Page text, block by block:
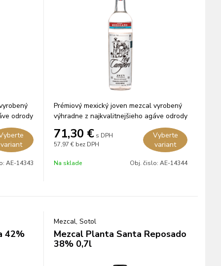
odrody
variant
AE-14343
Prémiový mexický joven mezcal vyrobený
výhradne z najkvalitnejšieho agáve odrody
71,30 € s DPH
57,97 € bez DPH
Vyberte
variant
Na sklade Obj. čislo: AE-14344
42%
Mezcal, Sotol
Mezcal Planta Santa Reposado
38% 0,7l